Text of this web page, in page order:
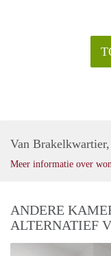
Van
Meer informatie over
ANDERE
ALTERNATIEF